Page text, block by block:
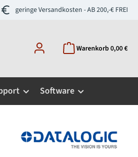
geringe Versandkosten - AB 200,-€ FREI
Warenkorb0,00 €
Software